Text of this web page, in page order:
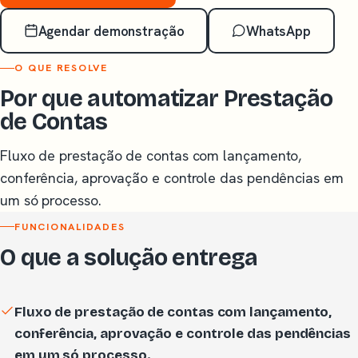
Agendar demonstração WhatsApp
O QUE RESOLVE
Por que automatizar Prestação
de Contas
Fluxo de prestação de contas com lançamento,
conferência, aprovação e controle das pendências em
um só processo.
FUNCIONALIDADES
O que a solução entrega
Fluxo de prestação de contas com lançamento,
conferência, aprovação e controle das pendências